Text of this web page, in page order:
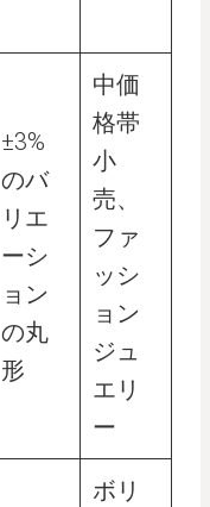
±3%
のバ
リエ
ーシ
ョン
の丸
形
中価
格帯
小
売、
ファ
ッシ
ョン
ジュ
エリ
ー
ボリ